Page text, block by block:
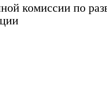
комиссии по